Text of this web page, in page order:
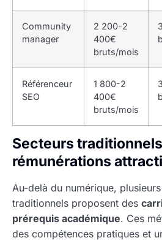
Community
manager
2 200-2
400€
bruts/mois
Référenceur
SEO
1 800-2
400€
bruts/mois
Secteurs
rémunérations
Au-delà du numérique,
traditionnels proposent des
prérequis académique. Ces
des compétences pratiques et